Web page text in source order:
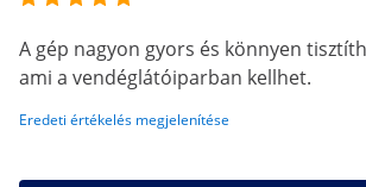
A gép nagyon gyors és könnyen
ami a vendéglátóiparban kellhet.
Eredeti értékelés megjelenítése